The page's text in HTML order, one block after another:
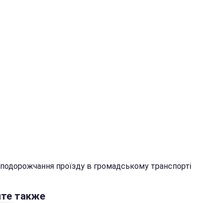
подорожчання проїзду в громадському транспорті
также